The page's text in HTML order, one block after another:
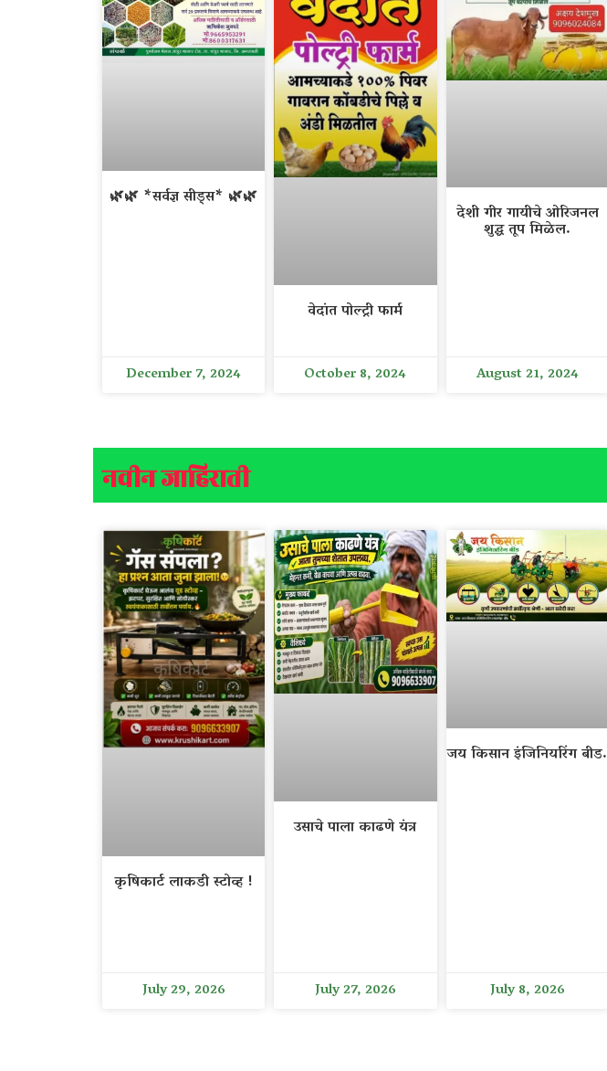
🌿🌿 *सर्वज्ञ सीड्स* 🌿🌿
December 7, 2024
वेदांत पोल्ट्री फार्म
October 8, 2024
देशी गीर गायीचे ओरिजनल
शुद्ध तूप मिळेल.
August 21, 2024
नवीन जाहिराती
कृषिकार्ट लाकडी स्टोव्ह !
July 29, 2026
उसाचे पाला काढणे यंत्र
July 27, 2026
जय किसान इंजिनियरिंग बीड.
July 8, 2026